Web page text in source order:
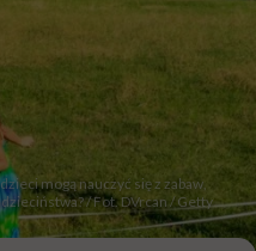
mogą nauczyć się z zabaw,
/ Fot. DVrcan / Getty